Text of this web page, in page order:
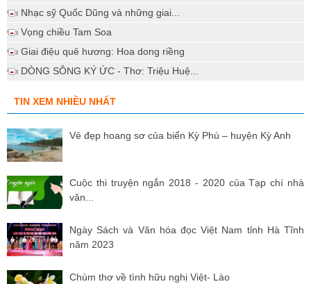
Nhạc sỹ Quốc Dũng và những giai...
Vọng chiều Tam Soa
Giai điệu quê hương: Hoa dong riềng
DÒNG SÔNG KÝ ỨC - Thơ: Triệu Huệ...
TIN XEM NHIỀU NHẤT
Vẻ đẹp hoang sơ của biển Kỳ Phú – huyện Kỳ Anh
Cuộc thi truyện ngắn 2018 - 2020 của Tạp chí nhà
văn...
Ngày Sách và Văn hóa đọc Việt Nam tỉnh Hà Tĩnh
năm 2023
Chùm thơ về tình hữu nghị Việt- Lào